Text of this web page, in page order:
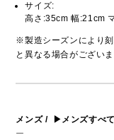
サイズ:
高さ:35cm 幅:21cm
※製造シーズンにより
と異なる場合がございま
メンズ/ ▶メンズすべて
ー